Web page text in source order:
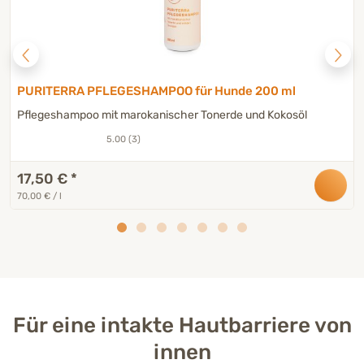
PURITERRA PFLEGESHAMPOO für Hunde 200 ml
Pflegeshampoo mit marokanischer Tonerde und Kokosöl
5.00 (3)
17,50 € *
70,00 € / l
Für eine intakte Hautbarriere von
innen